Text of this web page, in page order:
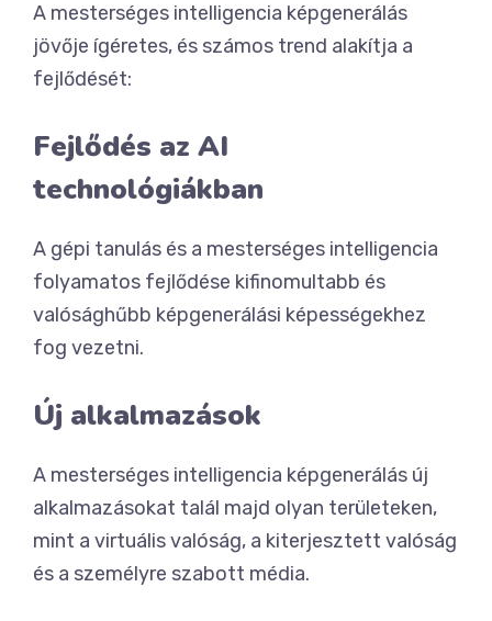
A mesterséges intelligencia képgenerálás
jövője ígéretes, és számos trend alakítja a
fejlődését:
Fejlődés az AI
technológiákban
A gépi tanulás és a mesterséges intelligencia
folyamatos fejlődése kifinomultabb és
valósághűbb képgenerálási képességekhez
fog vezetni.
Új alkalmazások
A mesterséges intelligencia képgenerálás új
alkalmazásokat talál majd olyan területeken,
mint a virtuális valóság, a kiterjesztett valóság
és a személyre szabott média.